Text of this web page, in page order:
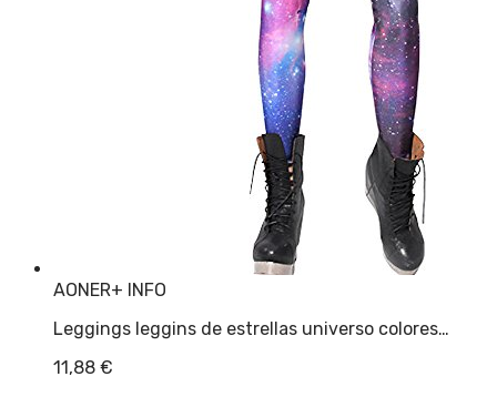
AONER+ INFO
Leggings leggins de estrellas universo colores…
11,88 €